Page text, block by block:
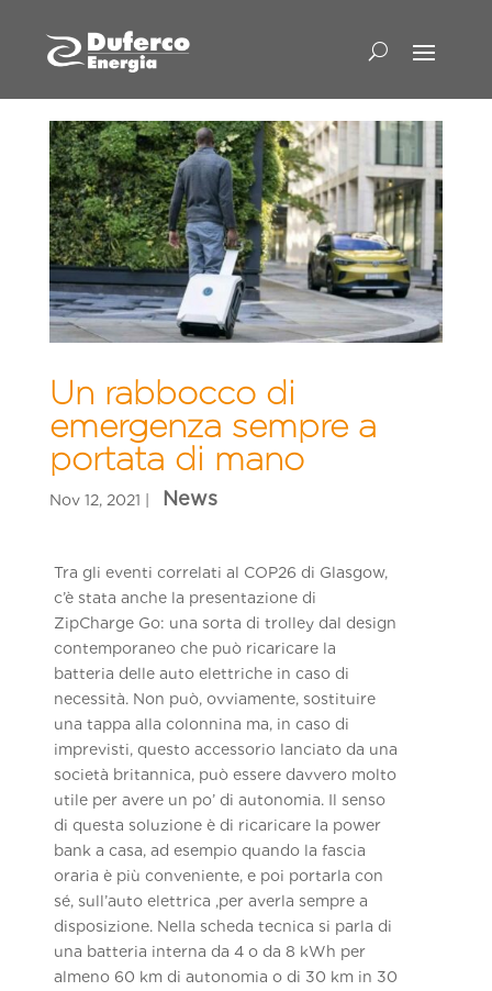
Un rabbocco di
emergenza sempre a
portata di mano
Tra gli eventi correlati al COP26 di Glasgow,
c’è stata anche la presentazione di
ZipCharge Go: una sorta di trolley dal design
contemporaneo che può ricaricare la
batteria delle auto elettriche in caso di
necessità. Non può, ovviamente, sostituire
una tappa alla colonnina ma, in caso di
imprevisti, questo accessorio lanciato da una
società britannica, può essere davvero molto
utile per avere un po’ di autonomia. Il senso
di questa soluzione è di ricaricare la power
bank a casa, ad esempio quando la fascia
oraria è più conveniente, e poi portarla con
sé, sull’auto elettrica ,per averla sempre a
disposizione. Nella scheda tecnica si parla di
una batteria interna da 4 o da 8 kWh per
almeno 60 km di autonomia o di 30 km in 30